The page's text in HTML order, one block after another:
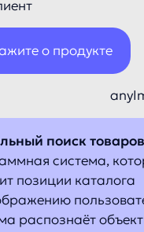
интерфейса:
в согласованные точки.
и запуск:
изображений
и публикуем решение.